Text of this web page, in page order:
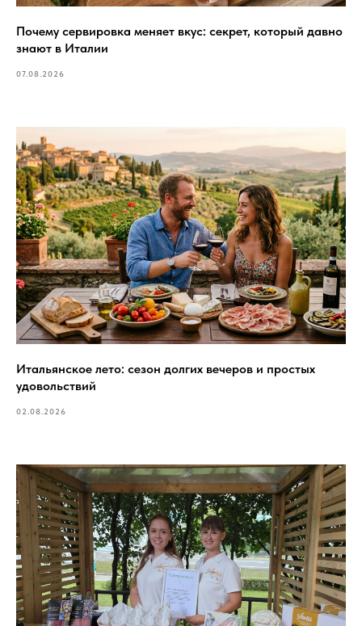
Почему сервировка меняет вкус: секрет, который давно
знают в Италии
07.08.2026
Итальянское лето: сезон долгих вечеров и простых
удовольствий
02.08.2026